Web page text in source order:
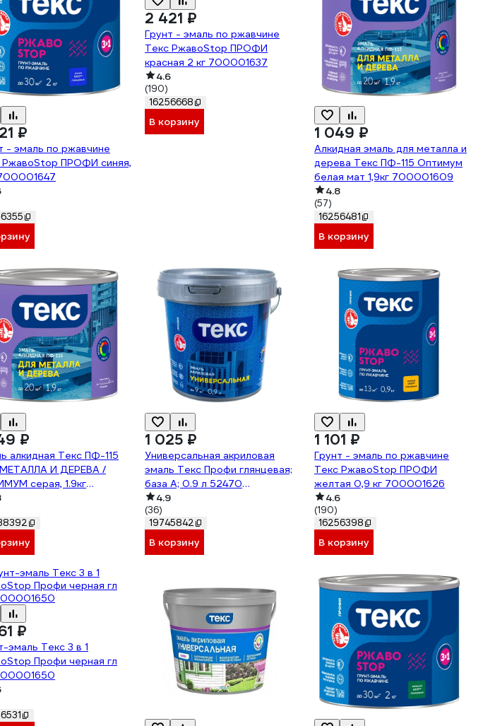
₽
- эмаль по ржавчине
РжавоStop ПРОФИ синяя,
2 421 ₽
Грунт - эмаль по ржавчине
Текс РжавоStop ПРОФИ
красная 2 кг 700001637
4.6
(190)
16256668
В корзину
1 049 ₽
Алкидная эмаль для металла и
дерева Текс ПФ-115 Оптимум
белая мат 1,9кг 700001609
4.8
(57)
16256481
В корзину
₽
алкидная Текс ПФ-115
И ДЕРЕВА /
серая, 1.9кг
1 025 ₽
Универсальная акриловая
эмаль Текс Профи глянцевая;
база A; 0.9 л 52470
700010639
4.9
(36)
19745842
В корзину
1 101 ₽
Грунт - эмаль по ржавчине
Текс РжавоStop ПРОФИ
желтая 0,9 кг 700001626
4.6
(190)
16256398
В корзину
₽
эмаль Текс 3 в 1
Профи черная гл